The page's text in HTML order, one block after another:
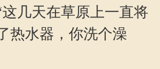
几天在草原上一直将
热水器，你洗个澡